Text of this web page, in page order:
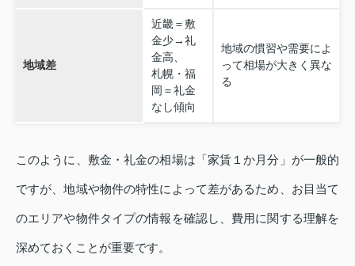
地域差
近畿＝敷
金少→礼
金高、
札幌・福
岡＝礼金
なし傾向
地域の慣習や需要によ
って相場が大きく異な
る
このように、敷金・礼金の相場は「家賃１か月分」が一般的
ですが、地域や物件の特性によって差があるため、お目当て
のエリアや物件タイプの情報を確認し、費用に関する理解を
深めておくことが重要です。